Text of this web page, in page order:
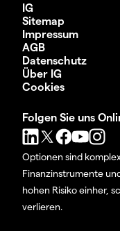
IG
Sitemap
Impressum
AGB
Datenschutz
Über IG
Cookies
Folgen Sie uns
Optionen sind
Finanzinstrumente
hohen Risiko einher,
verlieren.